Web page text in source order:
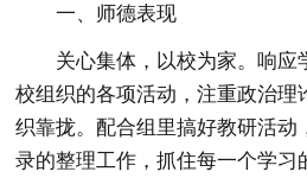
一、师德表现
关心集体，以校为家。响应
校组织的各项活动，注重政治理
织靠拢。配合组里搞好教研活动
录的整理工作，抓住每一个学习